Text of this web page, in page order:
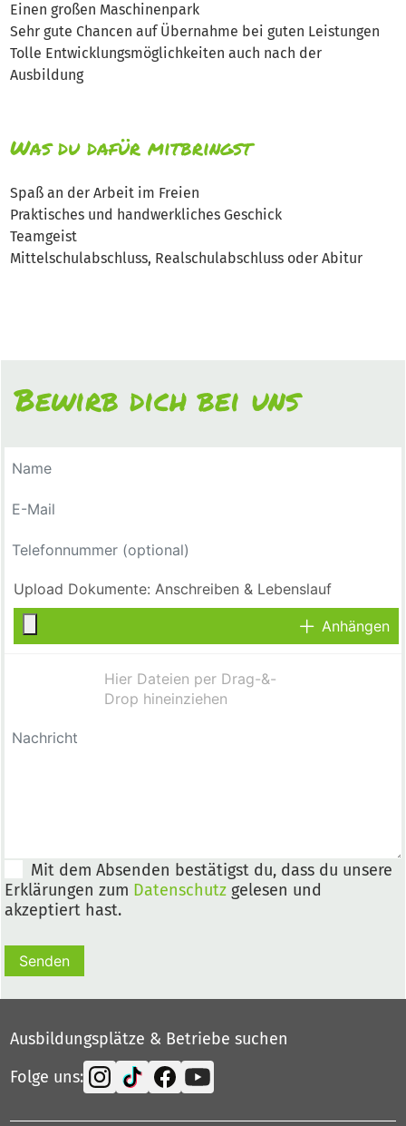
Einen großen Maschinenpark
Sehr gute Chancen auf Übernahme bei guten Leistungen
Tolle Entwicklungsmöglichkeiten auch nach der
Ausbildung
Was du dafür mitbringst
Spaß an der Arbeit im Freien
Praktisches und handwerkliches Geschick
Teamgeist
Mittelschulabschluss, Realschulabschluss oder Abitur
Bewirb dich bei uns
Anhängen
Mit dem Absenden bestätigst du, dass du unsere
Erklärungen zum Datenschutz gelesen und
akzeptiert hast.
Senden
Ausbildungsplätze & Betriebe suchen
Folge uns: